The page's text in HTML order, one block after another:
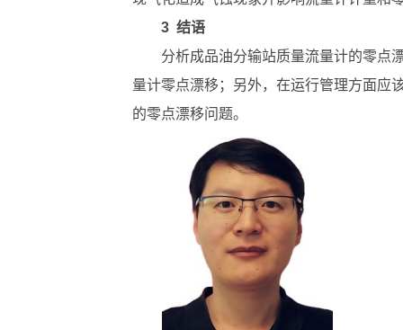
3 结语
分析成品油分输站质量流量计的零点
量计零点漂移；另外，在运行管理方面应
的零点漂移问题。